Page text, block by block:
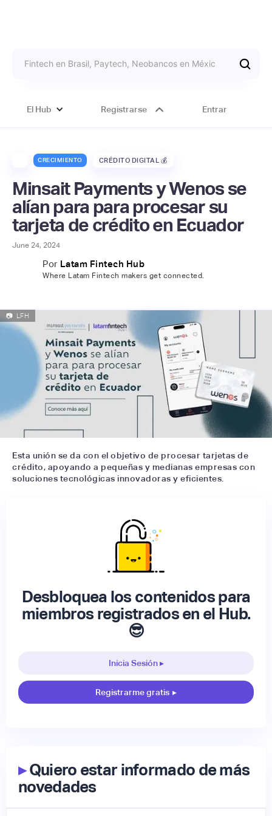
El Hub Registrarse Entrar
CRECIMIENTO CRÉDITO DIGITAL 💰
Minsait Payments y Wenos se
alían para para procesar su
tarjeta de crédito en Ecuador
June 24, 2024
Por Latam Fintech Hub
Where Latam Fintech makers get connected.
📷 LFH
Esta unión se da con el objetivo de procesar tarjetas de
crédito, apoyando a pequeñas y medianas empresas con
soluciones tecnológicas innovadoras y eficientes.
Desbloquea los contenidos para
miembros registrados en el Hub.
😎
Inicia Sesión ▸
Registrarme gratis ▸
▸Quiero estar informado de más
novedades